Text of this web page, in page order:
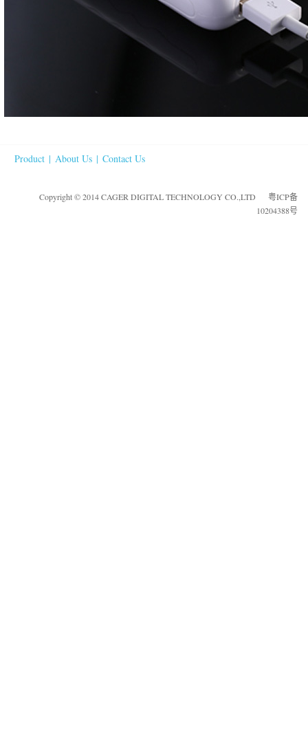
Product | About Us | Contact Us
Copyright © 2014 CAGER DIGITAL TECHNOLOGY CO.,LTD
粤ICP备
10204388号